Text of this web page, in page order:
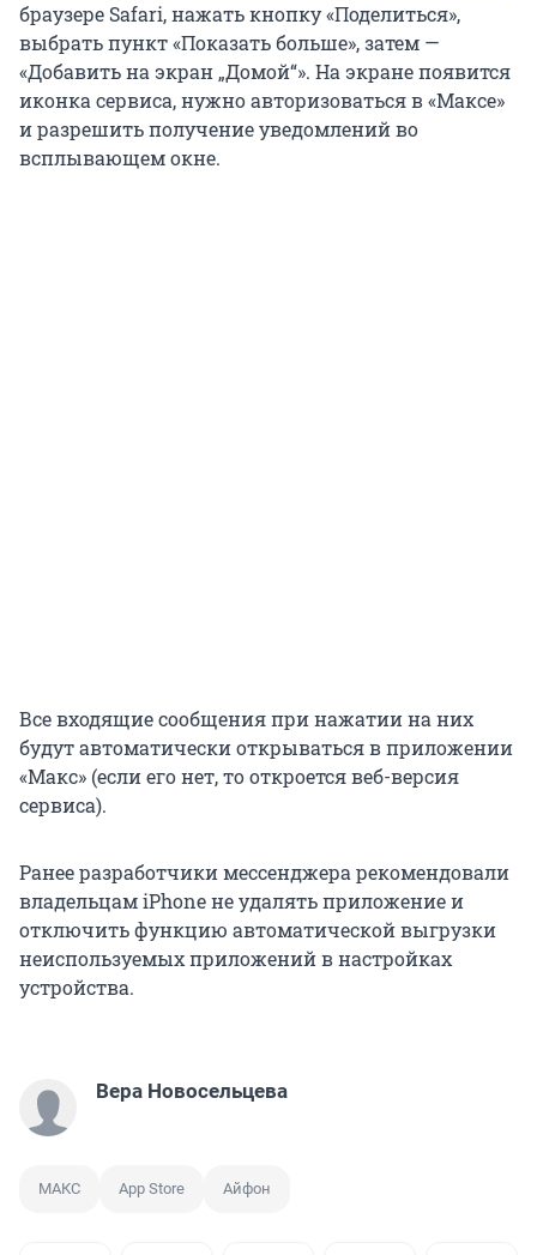
браузере Safari, нажать кнопку «Поделиться»,
выбрать пункт «Показать больше», затем —
«Добавить на экран „Домой“». На экране появится
иконка сервиса, нужно авторизоваться в «Максе»
и разрешить получение уведомлений во
всплывающем окне.
Все входящие сообщения при нажатии на них
будут автоматически открываться в приложении
«Макс» (если его нет, то откроется веб-версия
сервиса).
Ранее разработчики мессенджера рекомендовали
владельцам iPhone не удалять приложение и
отключить функцию автоматической выгрузки
неиспользуемых приложений в настройках
устройства.
Вера Новосельцева
МАКС App Store Айфон